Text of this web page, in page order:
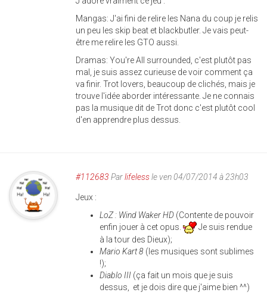
Mangas: J'ai fini de relire les Nana du coup je relis
un peu les skip beat et blackbutler. Je vais peut-
être me relire les GTO aussi.
Dramas: You're All surrounded, c'est plutôt pas
mal, je suis assez curieuse de voir comment ça
va finir. Trot lovers, beaucoup de clichés, mais je
trouve l'idée aborder intéressante. Je ne connais
pas la musique dit de Trot donc c'est plutôt cool
d'en apprendre plus dessus.
#112683 Parlifelessle ven 04/07/2014 à 23h03
Jeux :
LoZ : Wind Waker HD (Contente de pouvoir
enfin jouer à cet opus.
Je suis rendue
à la tour des Dieux);
Mario Kart 8 (les musiques sont sublimes
!);
Diablo III (ça fait un mois que je suis
dessus, et je dois dire que j'aime bien ^^)